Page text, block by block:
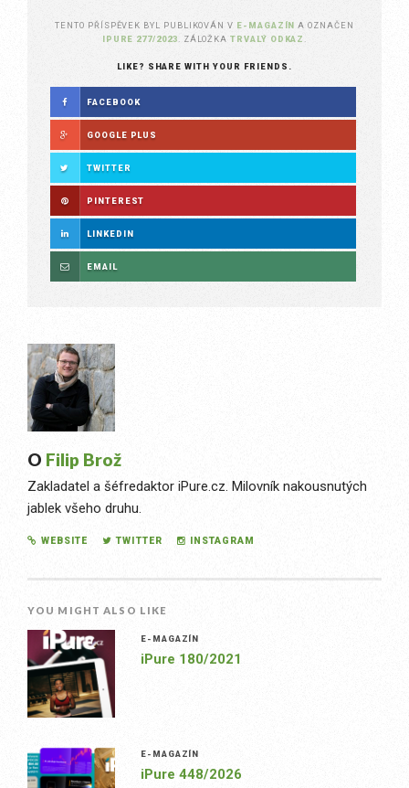
TENTO PŘÍSPĚVEK BYL PUBLIKOVÁN V E-MAGAZÍN A OZNAČEN
IPURE 277/2023 . ZÁLOŽKATRVALÝ ODKAZ
LIKE? SHARE WITH YOUR FRIENDS.
FACEBOOK
GOOGLE PLUS
TWITTER
PINTEREST
LINKEDIN
EMAIL
O Filip Brož
Zakladatel a šéfredaktor iPure.cz. Milovník nakousnutých
jablek všeho druhu.
WEBSITE TWITTER INSTAGRAM
YOU MIGHT ALSO LIKE
E-MAGAZÍN
iPure 180/2021
E-MAGAZÍN
iPure 448/2026